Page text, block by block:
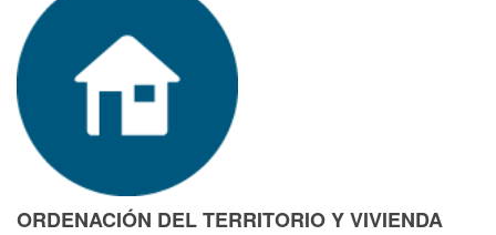
ORDENACIÓN DEL TERRITORIO Y VIVIENDA